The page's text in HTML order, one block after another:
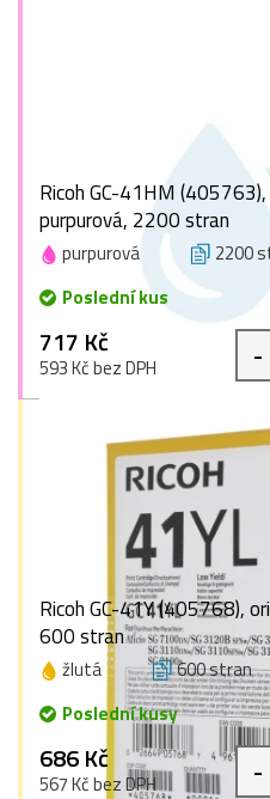
Ricoh GC-41HM
purpurová, 2200 stran
purpurová 2200
Poslední kus
717 Kč
593 Kč bez DPH -
Ricoh GC-41Y (405768),
600 stran
žlutá 600 stran
Poslední kusy
686 Kč
567 Kč bez DPH -